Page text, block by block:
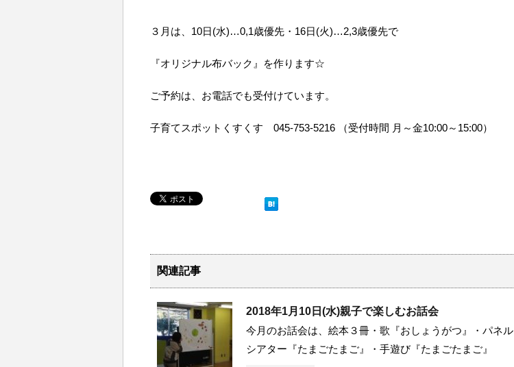
３月は、10日(水)…0,1歳優先・16日(火)…2,3歳優先で
『オリジナル布バック』を作ります☆
ご予約は、お電話でも受付けています。
子育てスポットくすくす 045-753-5216 （受付時間 月～金10:00～15:00）
関連記事
2018年1月10日(水)親子で楽しむお話会
今月のお話会は、絵本３冊・歌『おしょうがつ』・パネル
シアター『たまごたまご』・手遊び『たまごたまご』